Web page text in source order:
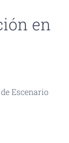
en
Escenario